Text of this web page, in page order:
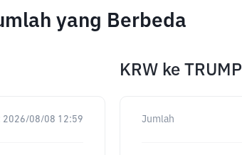
yang Berbeda
2026/08/08 12:59
KRW ke TRUMP
Jumlah